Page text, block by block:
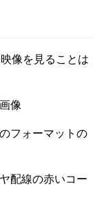
像を見ることは
像
フォーマットの
配線の赤いコー